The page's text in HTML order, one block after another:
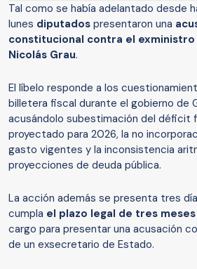
Tal como se había adelantado desde
lunes diputados presentaron una
constitucional contra el exministro
Nicolás Grau.
El líbelo responde a los
billetera fiscal durante el gobierno de
acusándolo subestimación del déficit
proyectado para 2026, la no
gasto vigentes y la inconsistencia
proyecciones de deuda pública.
La acción además se presenta tres
cumpla el plazo legal de tres meses
cargo para presentar una acusación
de un exsecretario de Estado.